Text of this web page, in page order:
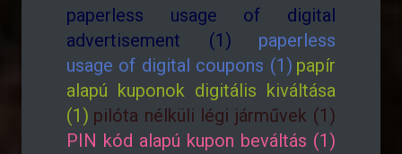
paperless usage of digital
advertisement (1)
paperless
usage of digital coupons (1) papír
alapú kuponok digitális kiváltása
(1) pilóta nélküli légi járművek (1)
PIN kód alapú kupon beváltás (1)